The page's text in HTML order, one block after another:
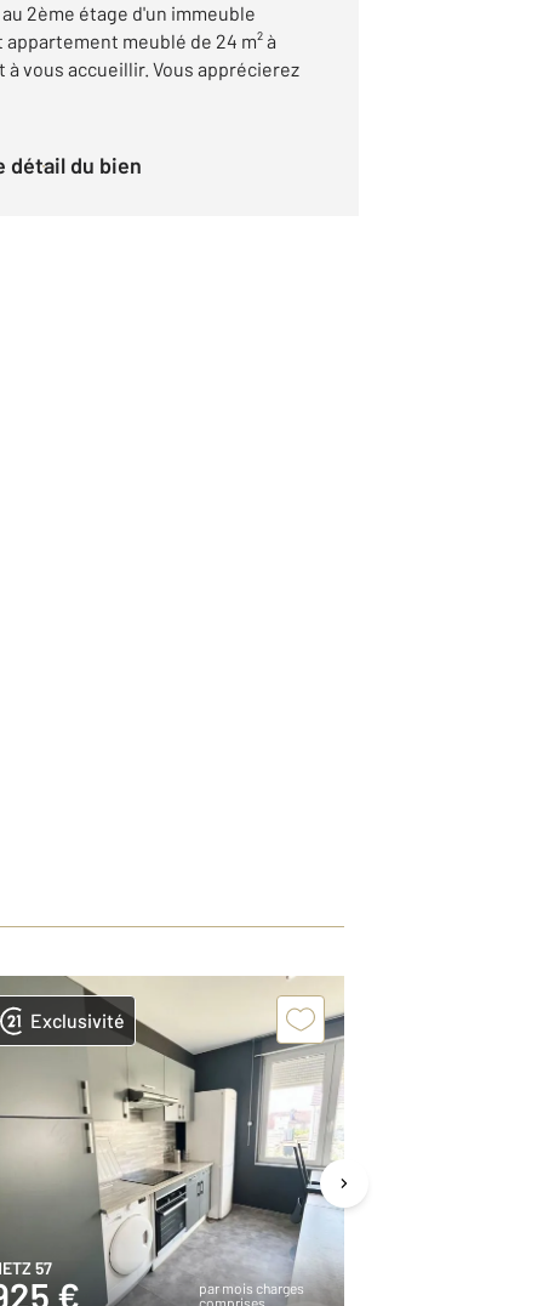
2ème étage d'un immeuble
meublé de 24 m² à
vous accueillir. Vous apprécierez
détail du bien
Exclusivité
57
€
par mois charges
comprises